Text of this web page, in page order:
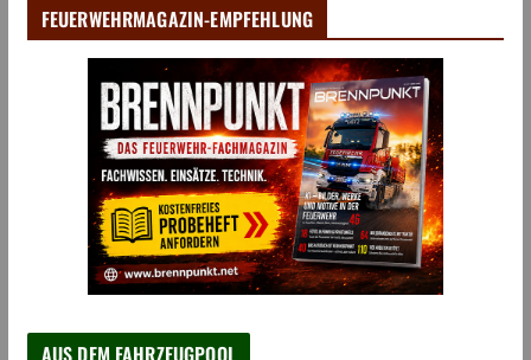
FEUERWEHRMAGAZIN-EMPFEHLUNG
AUS DEM FAHRZEUGPOOL